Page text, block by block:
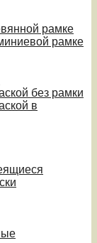
рамке
рамке
без рамки
в